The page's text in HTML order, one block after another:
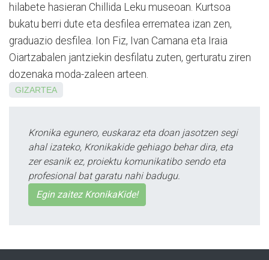
hilabete hasieran Chillida Leku museoan. Kurtsoa
bukatu berri dute eta desfilea errematea izan zen,
graduazio desfilea. Ion Fiz, Ivan Camana eta Iraia
Oiartzabalen jantziekin desfilatu zuten, gerturatu ziren
dozenaka moda-zaleen arteen.
GIZARTEA
Kronika egunero, euskaraz eta doan jasotzen segi
ahal izateko, Kronikakide gehiago behar dira, eta
zer esanik ez, proiektu komunikatibo sendo eta
profesional bat garatu nahi badugu.
Egin zaitez KronikaKide!